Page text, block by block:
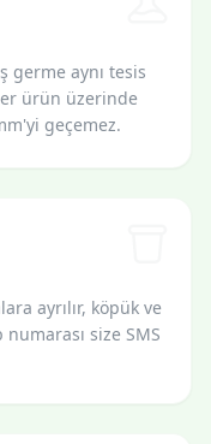
germe aynı tesis
ürün üzerinde
geçemez.
ayrılır, köpük ve
size SMS